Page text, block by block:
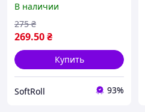
ролеты 32,5х160 см
В наличии
269.50₴
275 ₴
Купить
SoftRoll 93%